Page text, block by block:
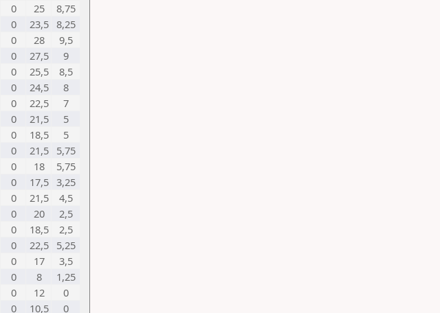
0 25
8,75
0 23,5 8,25
0 28
9,5
0 27,5
9
0 25,5
8,5
0 24,5
8
0 22,5
7
0 21,5
5
0 18,5
5
0 21,5
5,75
0 18
5,75
0 17,5 3,25
0 21,5
4,5
0 20
2,5
0 18,5
2,5
0 22,5
5,25
0 17
3,5
0 8
1,25
0 12
0
0 10,5 0